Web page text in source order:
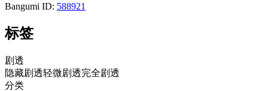
Bangumi ID: 588921
标签
剧透
隐藏剧透轻微剧透完全剧透
分类